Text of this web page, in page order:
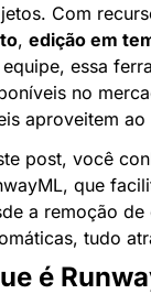
Com
, edição em
essa
no
aproveitem
post, você
que
a remoção
tudo
é